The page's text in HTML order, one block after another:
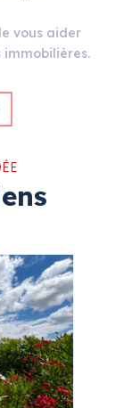
vous aider
immobilières.